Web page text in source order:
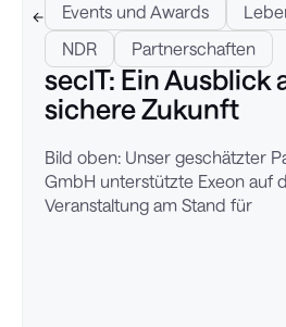
Events und Awards
NDR
Partnerschaften
secIT: Ein Ausblick
sichere Zukunft
Bild oben: Unser geschätzter
GmbH unterstützte Exeon auf
Veranstaltung am Stand für